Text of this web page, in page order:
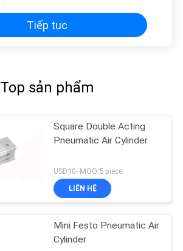
Tiếp tục
Top sản phẩm
Square Double Acting
Pneumatic Air Cylinder
USD10- MOQ:5 piece
LIÊN HỆ
Mini Festo Pneumatic Air
Cylinder